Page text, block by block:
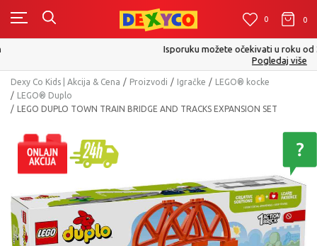
0 0 0
Isporuku možete očekivati u roku od 2 do 4 radna dana!
Dexy Co Kids | Akcija & Cena Proizvodi Igračke
LEGO® kocke
LEGO® Duplo
LEGO DUPLO TOWN TRAIN BRIDGE AND TRACKS EXPANSION SET